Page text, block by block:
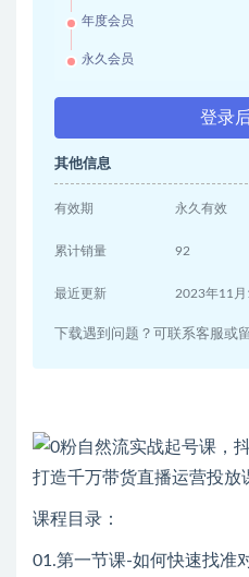
年度会员
永久会员
登录
其他信息
有效期 永久有效
累计销量 92
最近更新 2023年11月
下载遇到问题？可联系客服或
课程目录：
01.第一节课-如何快速找准